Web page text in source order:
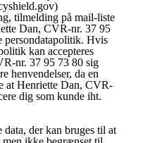
tilmelding på mail-liste
Dan, CVR-nr. 37 95
persondatapolitik. Hvis
kan accepteres
nr. 37 95 73 80 sig
henvendelser, da en
at Henriette Dan, CVR-
dig som kunde iht.
der kan bruges til at